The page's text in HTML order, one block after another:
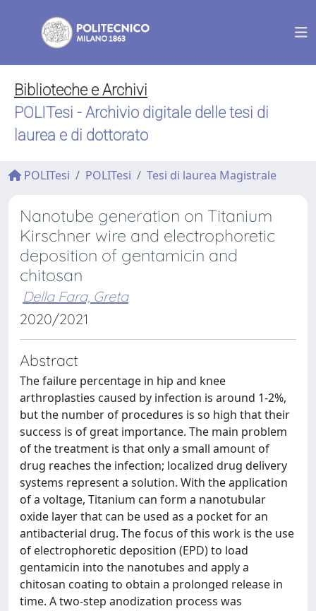
Biblioteche e Archivi
POLITesi - Archivio digitale delle tesi di
laurea e di dottorato
POLITesi POLITesi Tesi di laurea Magistrale
Nanotube generation on Titanium
Kirschner wire and electrophoretic
deposition of gentamicin and
chitosan
Della Fara, Greta
2020/2021
Abstract
The failure percentage in hip and knee
arthroplasties caused by infection is around 1-2%,
but the number of procedures is so high that their
success is of great importance. The main problem
of the treatment is that only a small amount of
drug reaches the infection; localized drug delivery
systems represent a solution. With the application
of a voltage, Titanium can form a nanotubular
oxide layer that can be used as a pocket for an
antibacterial drug. The focus of this work is the use
of electrophoretic deposition (EPD) to load
gentamicin into the nanotubes and apply a
chitosan coating to obtain a prolonged release in
time. A two-step anodization process was